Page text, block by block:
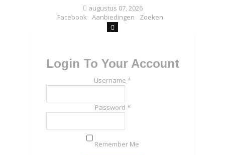
augustus 07, 2026
Facebook
Aanbiedingen Zoeken
Login To Your Account
Username *
Password *
Remember Me